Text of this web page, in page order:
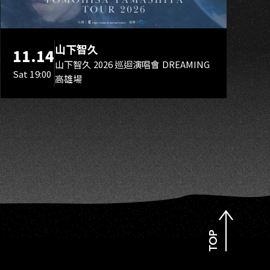
11.14
Sat 19:00
山下智久
山下智久 2026 巡迴演唱會 DREAMING
高雄場
TOP